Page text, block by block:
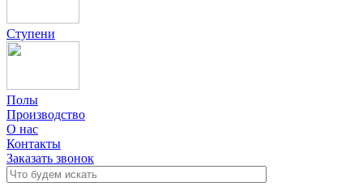
Ступени
Полы
Производство
О нас
Контакты
Заказать звонок